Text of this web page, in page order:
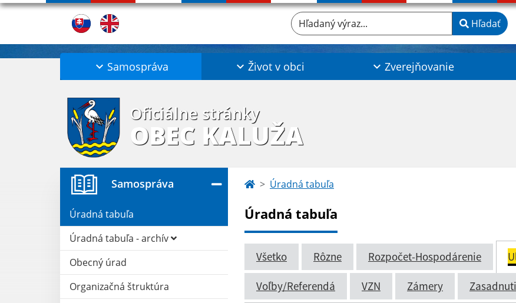
Hľadaný výraz... Hľadať
Samospráva Život v obci Zverejňovanie
Oficiálne stránky
OBEC KALUŽA
Samospráva
Úradná tabuľa
Úradná tabuľa - archív
Obecný úrad
Organizačná štruktúra
Úradná tabuľa
Úradná tabuľa
Všetko Rôzne Rozpočet-Hospodárenie
Voľby/Referendá VZN Zámery